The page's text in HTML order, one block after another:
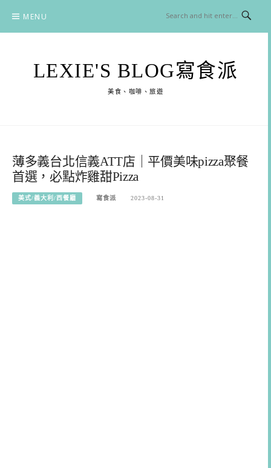
content
MENU
LEXIE'S BLOG寫食派
美食、咖啡、旅遊
薄多義台北信義ATT店｜平價美味pizza聚餐
首選，必點炸雞甜Pizza
美式/義大利/西餐廳 寫食派 2023-08-31